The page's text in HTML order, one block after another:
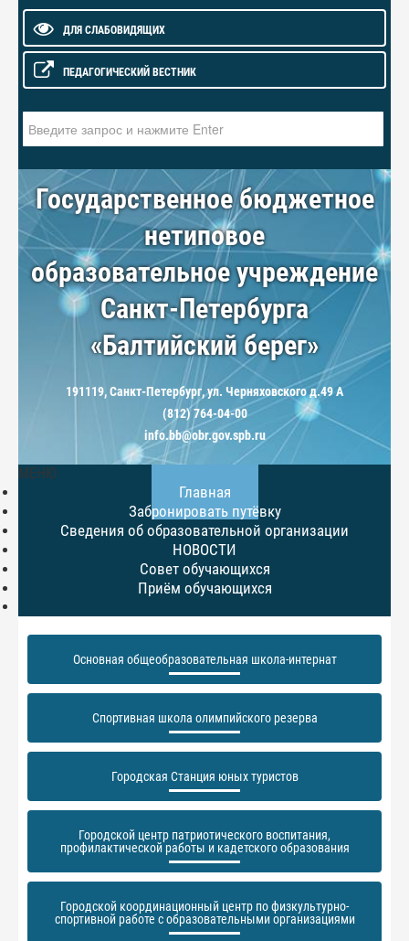
ДЛЯ СЛАБОВИДЯЩИХ
ПЕДАГОГИЧЕСКИЙ ВЕСТНИК
Государственное бюджетное
нетиповое
образовательное учреждение
Санкт-Петербурга
«Балтийский берег»
191119, Санкт-Петербург, ул. Черняховского д.49 А
(812) 764-04-00
info.bb@obr.gov.spb.ru
МЕНЮ
Главная
Забронировать путёвку
Сведения об образовательной организации
НОВОСТИ
Совет обучающихся
Приём обучающихся
Основная общеобразовательная школа-интернат
Спортивная школа олимпийского резерва
Городская Станция юных туристов
Городской центр патриотического воспитания,
профилактической работы и кадетского образования
Городской координационный центр по физкультурно-
спортивной работе с образовательными организациями